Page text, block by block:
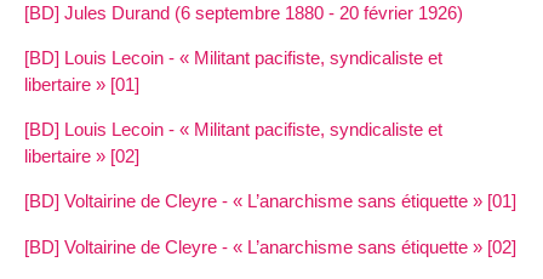
[BD] Jules Durand (6 septembre 1880 - 20 février 1926)
[BD] Louis Lecoin - « Militant pacifiste, syndicaliste et
libertaire » [01]
[BD] Louis Lecoin - « Militant pacifiste, syndicaliste et
libertaire » [02]
[BD] Voltairine de Cleyre - « L’anarchisme sans étiquette » [01]
[BD] Voltairine de Cleyre - « L’anarchisme sans étiquette » [02]